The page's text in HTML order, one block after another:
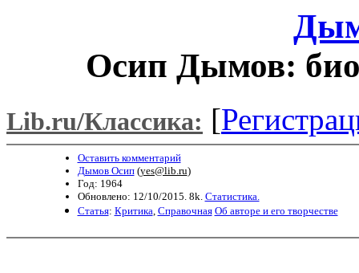
Осип Дымов:
Lib.ru/Классика: [
Оставить комментарий
Дымов Осип(yes@lib.ru)
Год: 1964
Обновлено: 12/10/2015. 8k. Статистика.
Статья: Критика Справочная Об авторе и его творчестве